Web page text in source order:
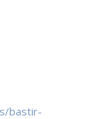
bastir-